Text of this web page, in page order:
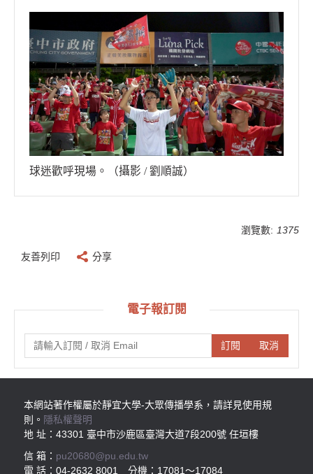
球迷歡呼現場。（攝影 / 劉順誠）
瀏覽數: 1375
友善列印 分享
電子報訂閱
訂閱 取消
本網站著作權屬於靜宜大學-大眾傳播學系，請詳見使用規
則。 隱私權聲明
地 址：43301 臺中市沙鹿區臺灣大道7段200號 任垣樓
信 箱： pu20680@pu.edu.tw
電 話：04-2632 8001 分機：17081～17084